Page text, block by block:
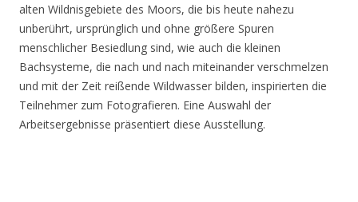
alten Wildnisgebiete des Moors, die bis heute nahezu
unberührt, ursprünglich und ohne größere Spuren
menschlicher Besiedlung sind, wie auch die kleinen
Bachsysteme, die nach und nach miteinander verschmelzen
und mit der Zeit reißende Wildwasser bilden, inspirierten die
Teilnehmer zum Fotografieren. Eine Auswahl der
Arbeitsergebnisse präsentiert diese Ausstellung.